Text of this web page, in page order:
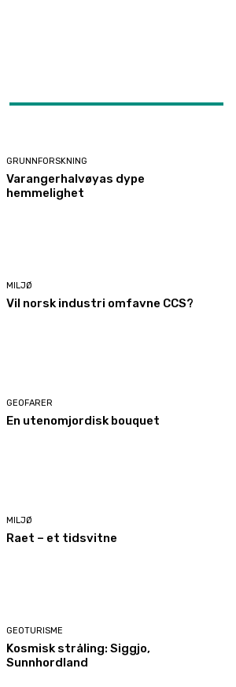
GRUNNFORSKNING
Varangerhalvøyas dype
hemmelighet
MILJØ
Vil norsk industri omfavne CCS?
GEOFARER
En utenomjordisk bouquet
MILJØ
Raet – et tidsvitne
GEOTURISME
Kosmisk stråling: Siggjo,
Sunnhordland